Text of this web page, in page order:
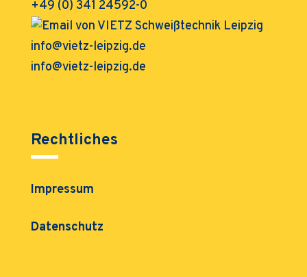
+49 (0) 341 24592-0
info@vietz-leipzig.de
Rechtliches
Impressum
Datenschutz